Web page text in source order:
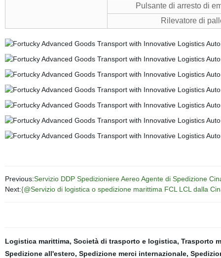
Pulsante di arresto di
Rilevatore di
Previous:Servizio DDP Spedizioniere Aereo Agente di Spedizione
Next:{@Servizio di logistica o spedizione marittima FCL LCL dalla
Logistica marittima, Società di trasporto e logistica, Trasporto
Spedizione all'estero, Spedizione merci internazionale,